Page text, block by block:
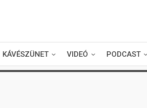
KÁVÉSZÜNET VIDEÓ PODCAST